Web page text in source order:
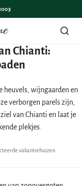
Chianti:
heuvels, wijngaarden en
verborgen parels zijn,
van Chianti en laat je
plekjes.
vakantiehuizen.